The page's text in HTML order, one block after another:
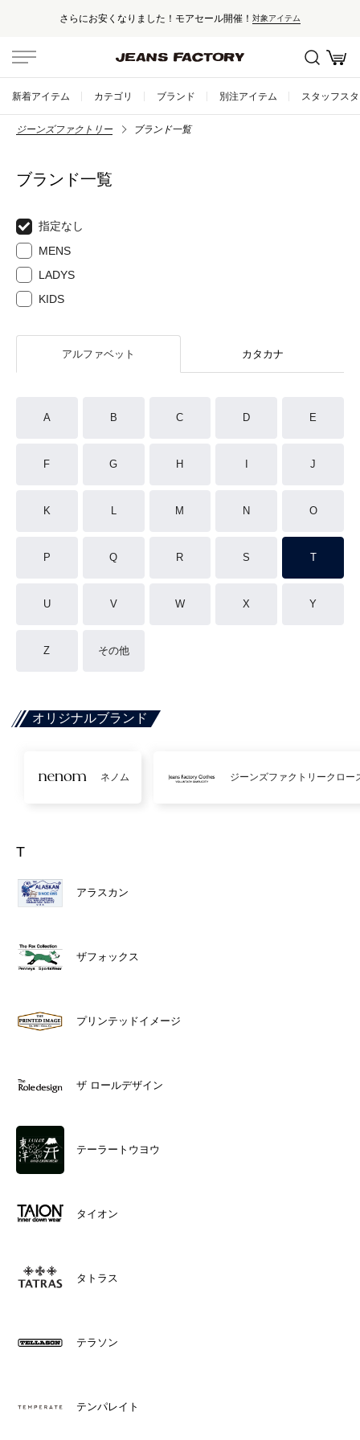
さらにお安くなりました！モアセール開催！ 対象アイテム
新着アイテム カテゴリ ブランド 別注アイテム スタッフス
ジーンズファクトリー ブランド一覧
ブランド一覧
指定なし
MENS
LADYS
KIDS
アルファベット カタカナ
A B C D E
F G H J
K L M N O
P Q R S T
U V W X Y
Z その他
オリジナルブランド
ネノム ジーンズファクトリークロー
T
アラスカン
ザフォックス
プリンテッドイメージ
ザ ロールデザイン
テーラートウヨウ
タイオン
タトラス
テラソン
テンパレイト